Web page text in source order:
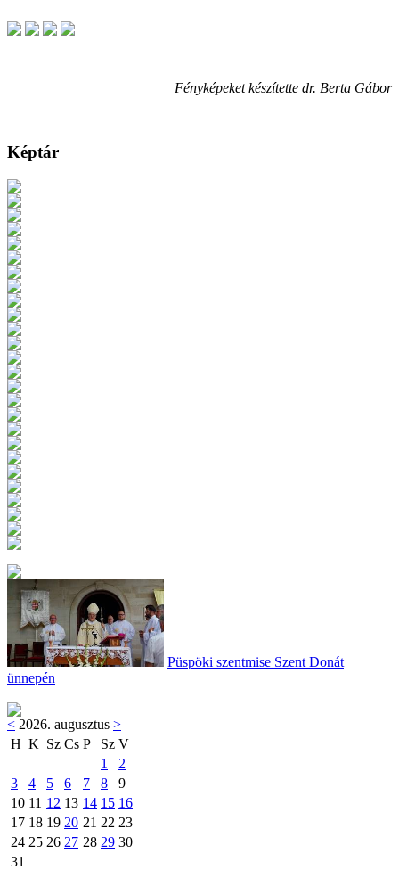
Fényképeket készítette dr. Berta Gábor
Képtár
Püspöki szentmise Szent Donát
ünnepén
< 2026. augusztus >
H K Sz Cs P Sz V
1
2
3
4 5 6 7 8
9
10 11 12 13 14 15 16
17 18 19 20 21 22 23
24 25 26 27 28 29 30
31